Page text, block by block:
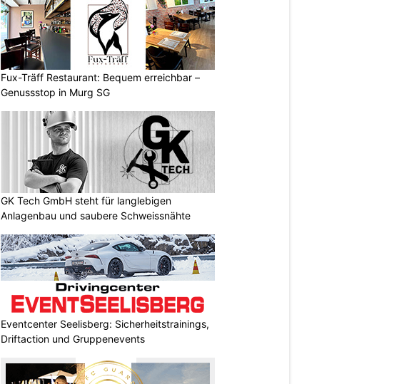
Fux-Träff Restaurant: Bequem erreichbar –
Genussstop in Murg SG
GK Tech GmbH steht für langlebigen
Anlagenbau und saubere Schweissnähte
Eventcenter Seelisberg: Sicherheitstrainings,
Driftaction und Gruppenevents